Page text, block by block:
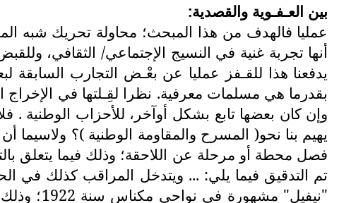
بين العـفـوية والقصدية:
عمليا فالهدف من هذا المبحث؛ محاولة تحريك شبه
أنها تجربة غنية في النسيج الإجتماعي/ الثقافي،
يدفعنا هذا للقـفز عمليا عن بعْـض التجارب
بقدرما هي مسلمات معرفية. نظرا لقِـلتها في الإخراج
وإن كان بعضها تابع بشكل أوآخر، للأحزاب الوطنية .
يهيم بنا نحو( المسرح والمقاومة الوطنية )؟
فصل محطة أو مرحلة عن اللاحقة؛ وذلك فيما يتعلق
تم التدقيق فيما يلي: ... ويتدخل المراقب كذلك في
"نيفيل"